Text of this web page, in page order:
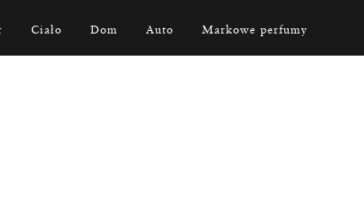
Ciało Dom Auto Markowe perfumy